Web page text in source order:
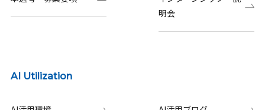
明会
AI Utilization